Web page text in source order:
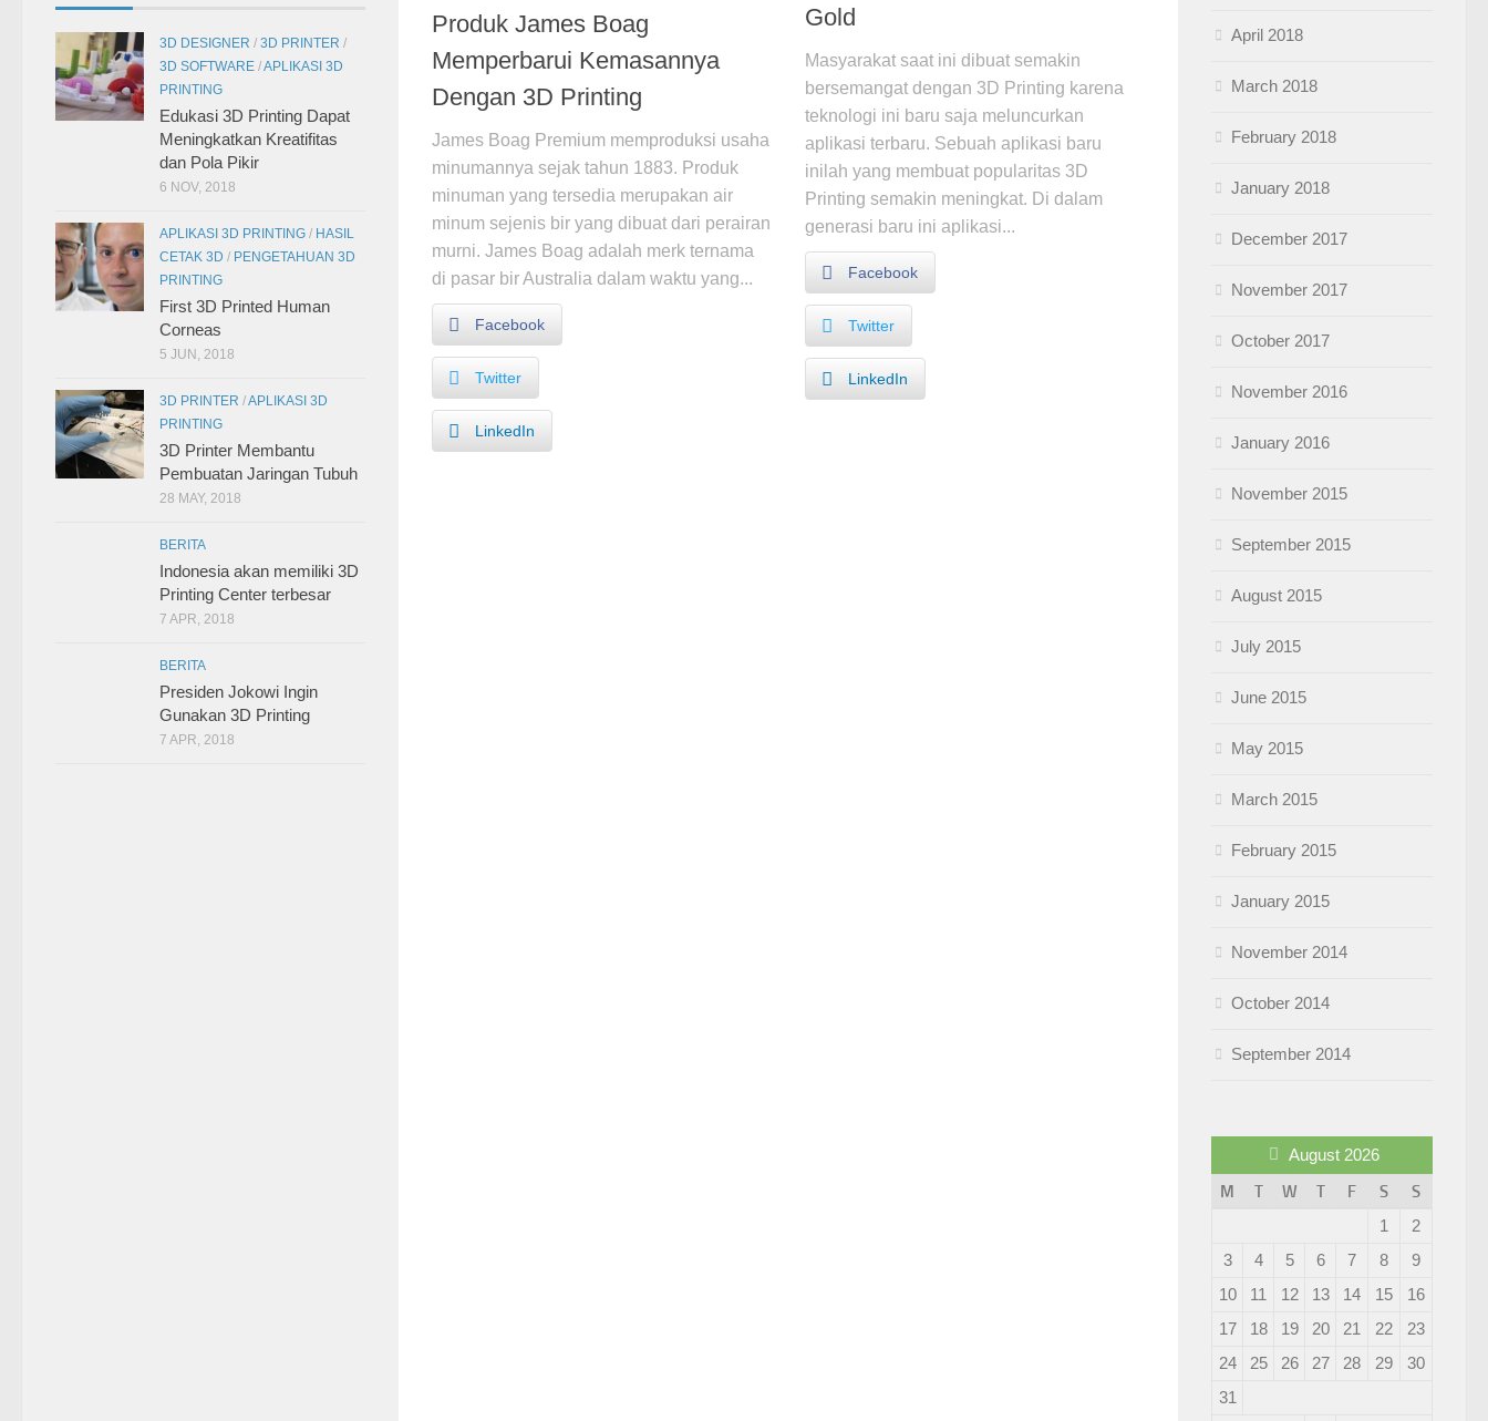
Produk James Boag
Memperbarui Kemasannya
Dengan 3D Printing
James Boag Premium memproduksi usaha
minumannya sejak tahun 1883. Produk
minuman yang tersedia merupakan air
minum sejenis bir yang dibuat dari perairan
murni. James Boag adalah merk ternama
di pasar bir Australia dalam waktu yang...
Facebook
Twitter
LinkedIn
Gold
Masyarakat saat ini dibuat semakin
bersemangat dengan 3D Printing karena
teknologi ini baru saja meluncurkan
aplikasi terbaru. Sebuah aplikasi baru
inilah yang membuat popularitas 3D
Printing semakin meningkat. Di dalam
generasi baru ini aplikasi...
Facebook
Twitter
LinkedIn
3D DESIGNER / 3D PRINTER /
3D SOFTWARE /APLIKASI 3D
PRINTING
Edukasi 3D Printing Dapat
Meningkatkan Kreatifitas
dan Pola Pikir
6 NOV, 2018
APLIKASI 3D PRINTING / HASIL
CETAK 3D / PENGETAHUAN 3D
PRINTING
First 3D Printed Human
Corneas
5 JUN, 2018
3D PRINTER /APLIKASI 3D
PRINTING
3D Printer Membantu
Pembuatan Jaringan Tubuh
28 MAY, 2018
BERITA
Indonesia akan memiliki 3D
Printing Center terbesar
7 APR, 2018
BERITA
Presiden Jokowi Ingin
Gunakan 3D Printing
7 APR, 2018
April 2018
March 2018
February 2018
January 2018
December 2017
November 2017
October 2017
November 2016
January 2016
November 2015
September 2015
August 2015
July 2015
June 2015
May 2015
March 2015
February 2015
January 2015
November 2014
October 2014
September 2014
August 2026
M T W T F S S
1
2
3
4 5 6 7 8
9
10
11 12 13 14 15
16
17
18 19 20 21 22
23
24
25 26 27 28 29
30
31